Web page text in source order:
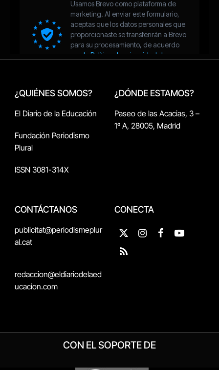
¿QUIÉNES SOMOS?
El Diario de la Educación
Fundación Periodismo
Plural
ISSN 3081-314X
¿DÓNDE ESTAMOS?
Paseo de las Acacias, 3 –
1º A, 28005, Madrid
CONTÁCTANOS
publicitat@periodismeplur
al.cat
redaccion@eldiariodelaed
ucacion.com
CONECTA
X
(Twitter)
InstagramFacebookYouTube
RSS
CON EL SOPORTE DE